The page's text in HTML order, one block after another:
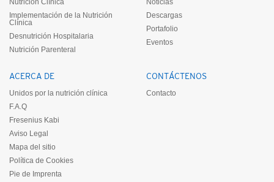
Implementación de la Nutrición
Clínica
Desnutrición Hospitalaria
Nutrición Parenteral
Descargas
Portafolio
Eventos
ACERCA DE
Unidos por la nutrición clínica
F.A.Q
Fresenius Kabi
Aviso Legal
Mapa del sitio
Política de Cookies
Pie de Imprenta
CONTÁCTENOS
Contacto